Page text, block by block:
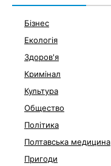
Бізнес
Екологія
Здоров'я
Кримінал
Культура
Общество
Політика
Полтавська медицина
Пригоди